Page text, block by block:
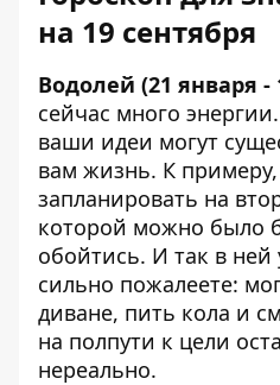
на 19 сентября
Водолей (21 января -
сейчас много
ваши идеи могут
вам жизнь. К
запланировать на
которой можно было
обойтись. И так в ней
сильно пожалеете:
диване, пить кола и
на полпути к цели
нереально.